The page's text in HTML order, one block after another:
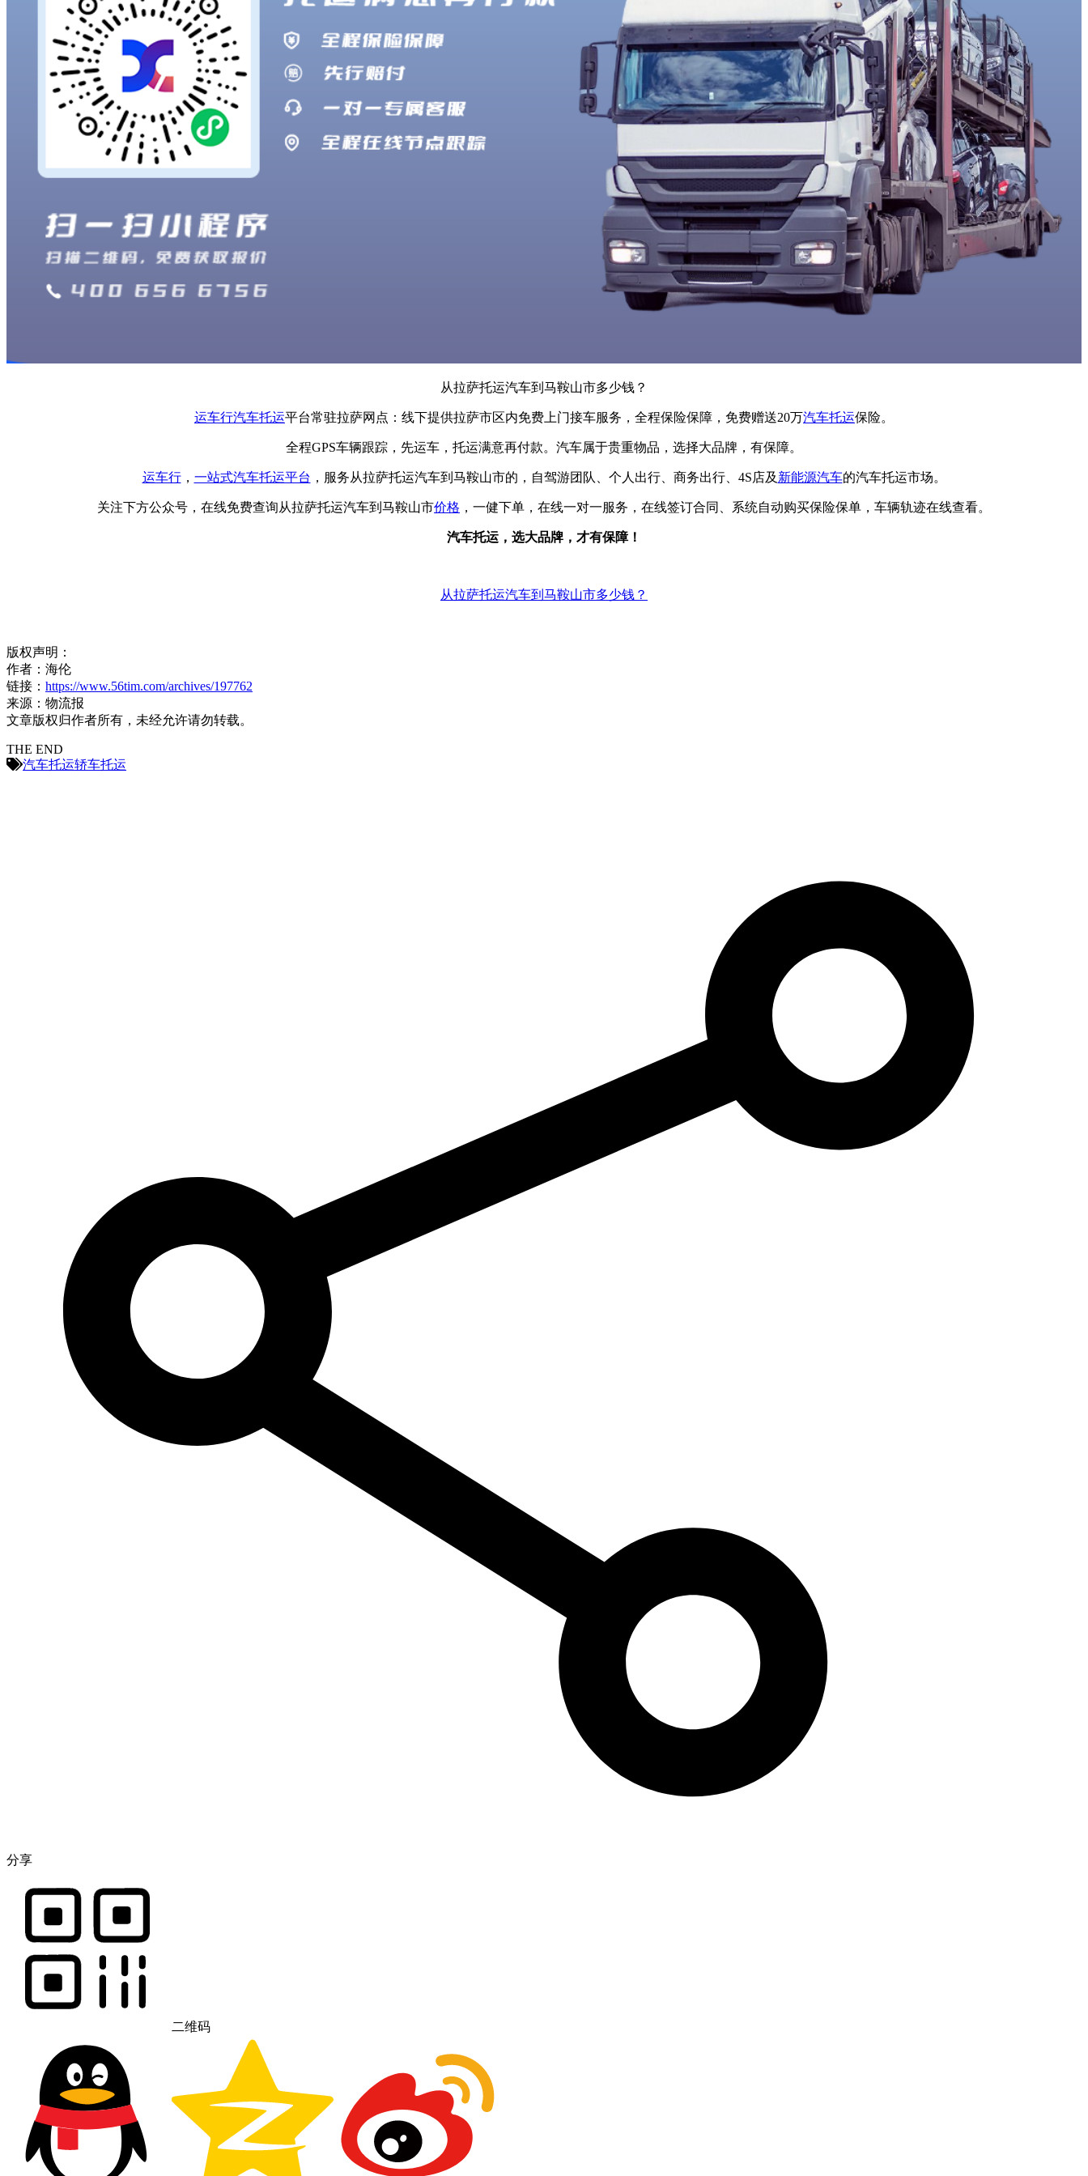
从拉萨托运汽车到马鞍山市多少钱？
运车行汽车托运平台常驻拉萨网点：线下提供拉萨市区内免费上门接车服务，全程保险保障，免费赠送20万汽车托运保险。
全程GPS车辆跟踪，先运车，托运满意再付款。汽车属于贵重物品，选择大品牌，有保障。
运车行， 一站式汽车托运平台 ，服务从拉萨托运汽车到马鞍山市的，自驾游团队、个人出行、商务出行、4S店及 新能源汽车的汽车托运市场。
关注下方公众号，在线免费查询从拉萨托运汽车到马鞍山市价格 ，一健下单，在线一对一服务，在线签订合同、系统自动购买保险保单，车辆轨迹在线查看。
汽车托运，选大品牌，才有保障！
从拉萨托运汽车到马鞍山市多少钱？
版权声明：
作者：海伦
链接： https://www.56tim.com/archives/197762
来源：物流报
文章版权归作者所有，未经允许请勿转载。
THE END
汽车托运轿车托运
分享
二维码